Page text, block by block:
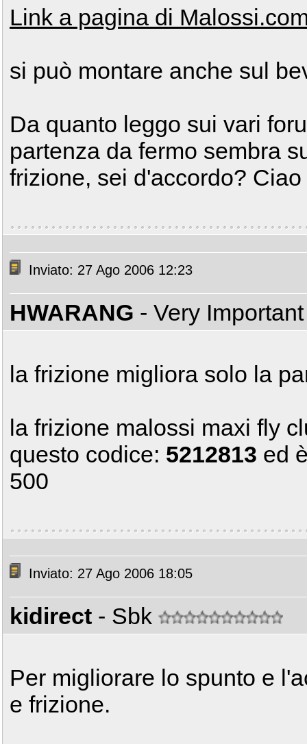
Link a pagina di
si può montare anche sul
Da quanto leggo sui vari
partenza da fermo sembra
frizione, sei d'accordo? Ciao
Inviato: 27 Ago 2006 12:23
HWARANG - Very
la frizione migliora solo la
la frizione malossi maxi fly
questo codice: 5212813 ed
500
Inviato: 27 Ago 2006 18:05
kidirect - Sbk
Per migliorare lo spunto e
e frizione.